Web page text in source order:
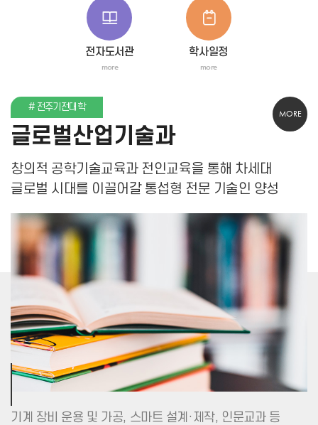
전자도서관
more
학사일정
more
MORE
# 전주기전대학
글로벌산업기술과
창의적 공학기술교육과 전인교육을 통해 차세대
글로벌 시대를 이끌어갈 통섭형 전문 기술인 양성
기계 장비 운용 및 가공, 스마트 설계·제작, 인문교과 등